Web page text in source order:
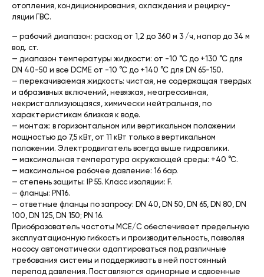
отопления, кондиционирования, охлаждения и рецирку-
ляции ГВС.
— рабочий диапазон: расход от 1,2 до 360 м 3 /ч, напор до 34 м
вод. ст.
— диапазон температуры жидкости: от -10 °С до +130 °С для
DN 40-50 и все DCME от -10 °C до +140 °С для DN 65-150.
— перекачиваемая жидкость: чистая, не содержащая твердых
и абразивных включений, невязкая, неагрессивная,
некристаллизующаяся, химически нейтральная, по
характеристикам близкая к воде.
— монтаж: в горизонтальном или вертикальном положении
мощностью до 7,5 кВт, от 11 кВт только в вертикальном
положении. Электродвигатель всегда выше гидравлики.
— максимальная температура окружающей среды: +40 °C.
— максимальное рабочее давление: 16 бар.
— степень защиты: IP 55. Класс изоляции: F.
— фланцы: PN16.
— ответные фланцы по запросу: DN 40, DN 50, DN 65, DN 80, DN
100, DN 125, DN 150; PN 16.
Приобразователь частоты MCE/C обеспечивает предельную
эксплуатационную гибкость и производительность, позволяя
насосу автоматически адаптироваться под различные
требования системы и поддерживать в ней постоянный
перепад давления. Поставляются одинарные и сдвоенные